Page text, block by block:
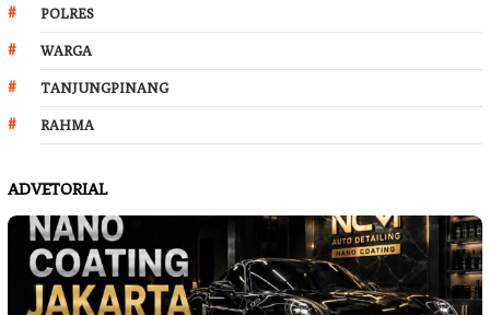
POLRES
WARGA
TANJUNGPINANG
RAHMA
ADVETORIAL